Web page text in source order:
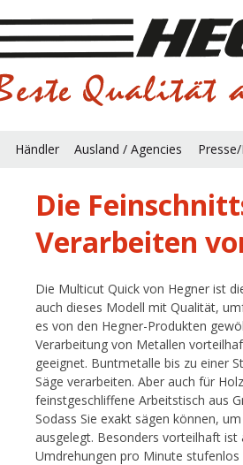
Händler Ausland / Agencies
Die
Verarbeiten
Die Multicut Quick von Hegner ist
auch dieses Modell mit Qualität,
es von den Hegner-Produkten
Verarbeitung von Metallen
geeignet. Buntmetalle bis zu einer
Säge verarbeiten. Aber auch für
feinstgeschliffene Arbeitstisch aus
Sodass Sie exakt sägen können,
ausgelegt. Besonders vorteilhaft ist
Umdrehungen pro Minute